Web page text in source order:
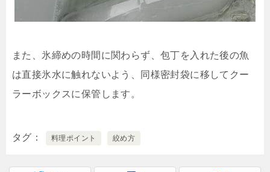
また、氷締めの時間に関わらず、包丁を入れた後の魚
は直接氷水に触れないよう、同様密封袋に移してクー
ラーボックスに保管します。
タグ 料理ポイント 絞め方